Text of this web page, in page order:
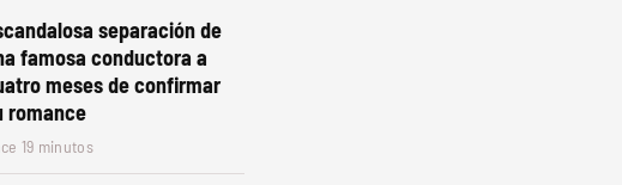
separación de
famosa conductora a
meses de confirmar
romance
19 minutos